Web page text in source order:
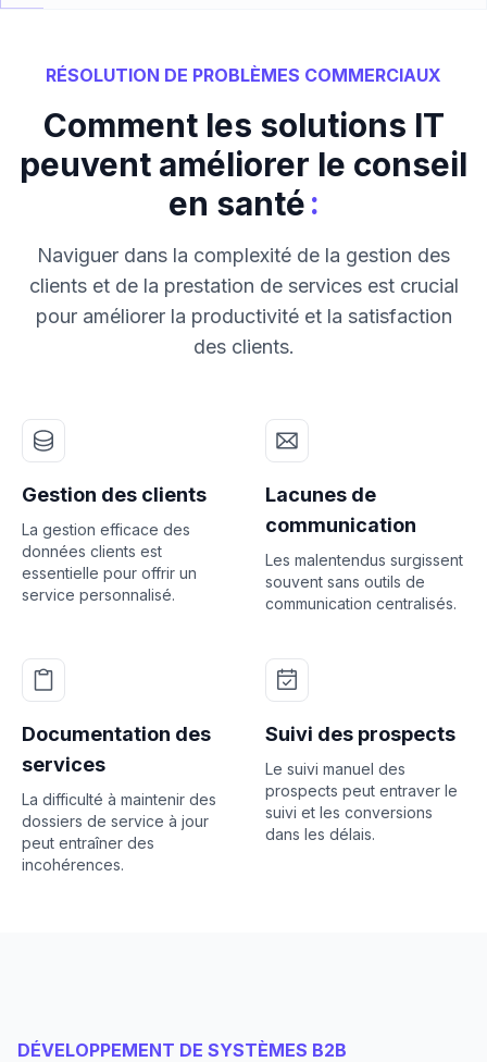
RÉSOLUTION DE PROBLÈMES COMMERCIAUX
Comment les solutions IT
peuvent améliorer le conseil
en santé:
Naviguer dans la complexité de la gestion des
clients et de la prestation de services est crucial
pour améliorer la productivité et la satisfaction
des clients.
Gestion des clients
La gestion efficace des
données clients est
essentielle pour offrir un
service personnalisé.
Lacunes de
communication
Les malentendus surgissent
souvent sans outils de
communication centralisés.
Documentation des
services
La difficulté à maintenir des
dossiers de service à jour
peut entraîner des
incohérences.
Suivi des prospects
Le suivi manuel des
prospects peut entraver le
suivi et les conversions
dans les délais.
DÉVELOPPEMENT DE SYSTÈMES B2B